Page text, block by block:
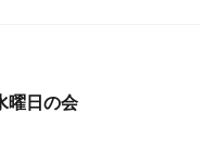
日の会